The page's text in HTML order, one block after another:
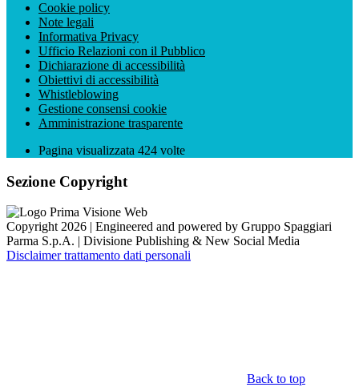
Cookie policy
Note legali
Informativa Privacy
Ufficio Relazioni con il Pubblico
Dichiarazione di accessibilità
Obiettivi di accessibilità
Whistleblowing
Gestione consensi cookie
Amministrazione trasparente
Pagina visualizzata 424 volte
Sezione Copyright
Copyright 2026 | Engineered and powered by Gruppo Spaggiari
Parma S.p.A. | Divisione Publishing & New Social Media
Disclaimer trattamento dati personali
Back to top